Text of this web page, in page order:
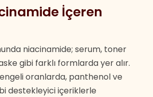
İçeren
niacinamide; serum, toner
gibi farklı formlarda yer alır.
oranlarda, panthenol ve
destekleyici içeriklerle